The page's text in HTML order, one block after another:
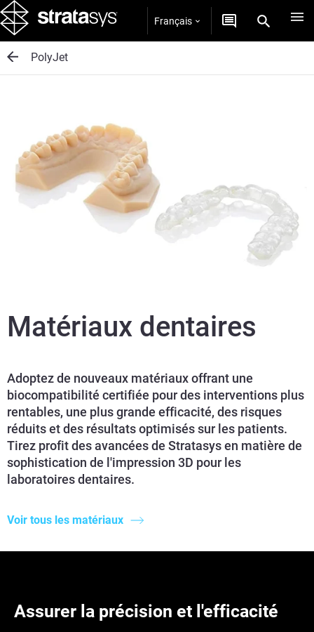
Français
PolyJet
Matériaux dentaires
Adoptez de nouveaux matériaux offrant une
biocompatibilité certifiée pour des interventions plus
rentables, une plus grande efficacité, des risques
réduits et des résultats optimisés sur les patients.
Tirez profit des avancées de Stratasys en matière de
sophistication de l'impression 3D pour les
laboratoires dentaires.
Voir tous les matériaux
Assurer la précision et l'efficacité